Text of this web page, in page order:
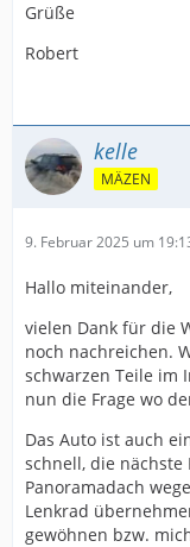
Grüße
Robert
kelle
MÄZEN
9. Februar 2025 um
Hallo miteinander,
vielen Dank für die
noch nachreichen.
schwarzen Teile im
nun die Frage wo
Das Auto ist auch
schnell, die nächste
Panoramadach
Lenkrad
gewöhnen bzw.